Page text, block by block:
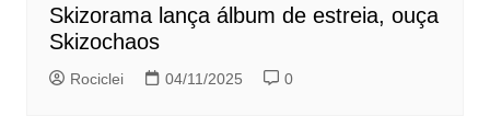
Skizorama lança álbum de estreia, ouça
Skizochaos
Rociclei 04/11/2025 0